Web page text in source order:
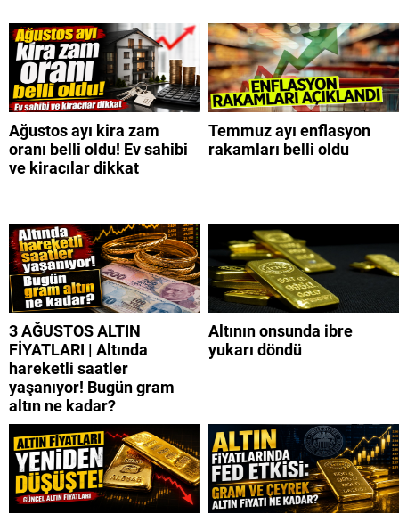
Ağustos ayı kira zam
oranı belli oldu! Ev sahibi
ve kiracılar dikkat
Temmuz ayı enflasyon
rakamları belli oldu
3 AĞUSTOS ALTIN
FİYATLARI | Altında
hareketli saatler
yaşanıyor! Bugün gram
altın ne kadar?
Altının onsunda ibre
yukarı döndü